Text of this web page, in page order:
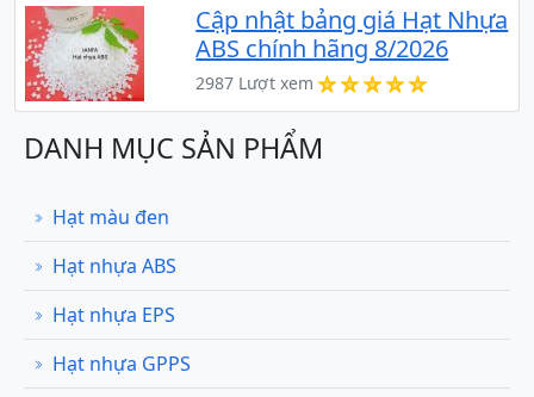
Cập nhật bảng giá Hạt Nhựa
ABS chính hãng 8/2026
2987 Lượt xem
DANH MỤC SẢN PHẨM
Hạt màu đen
Hạt nhựa ABS
Hạt nhựa EPS
Hạt nhựa GPPS